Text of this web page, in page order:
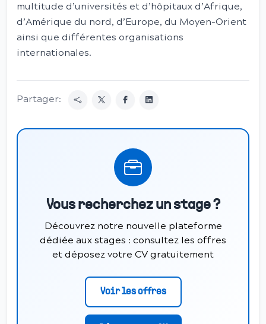
multitude d’universités et d’hôpitaux d’Afrique,
d’Amérique du nord, d’Europe, du Moyen-Orient
ainsi que différentes organisations
internationales.
Partager:
Vous recherchez un stage ?
Découvrez notre nouvelle plateforme
dédiée aux stages : consultez les offres
et déposez votre CV gratuitement
Voir les offres